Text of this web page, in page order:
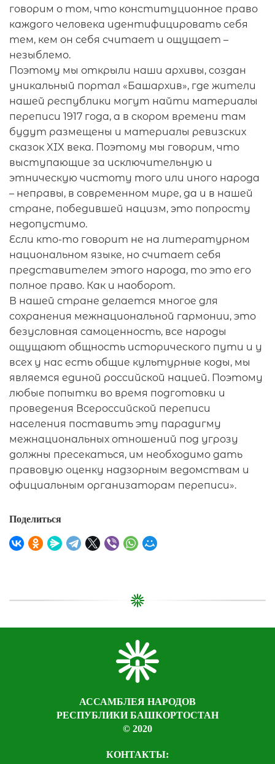
говорим о том, что конституционное право
каждого человека идентифицировать себя
тем, кем он себя считает и ощущает –
незыблемо.
Поэтому мы открыли наши архивы, создан
уникальный портал «Башархив», где жители
нашей республики могут найти материалы
переписи 1917 года, а в скором времени там
будут размещены и материалы ревизских
сказок XIX века. Поэтому мы говорим, что
выступающие за исключительную и
этническую чистоту того или иного народа
– неправы, в современном мире, да и в нашей
стране, победившей нацизм, это попросту
недопустимо.
Если кто-то говорит не на литературном
национальном языке, но считает себя
представителем этого народа, то это его
полное право. Как и наоборот.
В нашей стране делается многое для
сохранения межнациональной гармонии, это
безусловная самоценность, все народы
ощущают общность исторического пути и у
всех у нас есть общие культурные коды, мы
являемся единой российской нацией. Поэтому
любые попытки во время подготовки и
проведения Всероссийской переписи
населения поставить эту парадигму
межнациональных отношений под угрозу
должны пресекаться, им необходимо дать
правовую оценку надзорным ведомствам и
официальным организаторам переписи».
Поделиться
АССАМБЛЕЯ НАРОДОВ
РЕСПУБЛИКИ БАШКОРТОСТАН
© 2020
КОНТАКТЫ: